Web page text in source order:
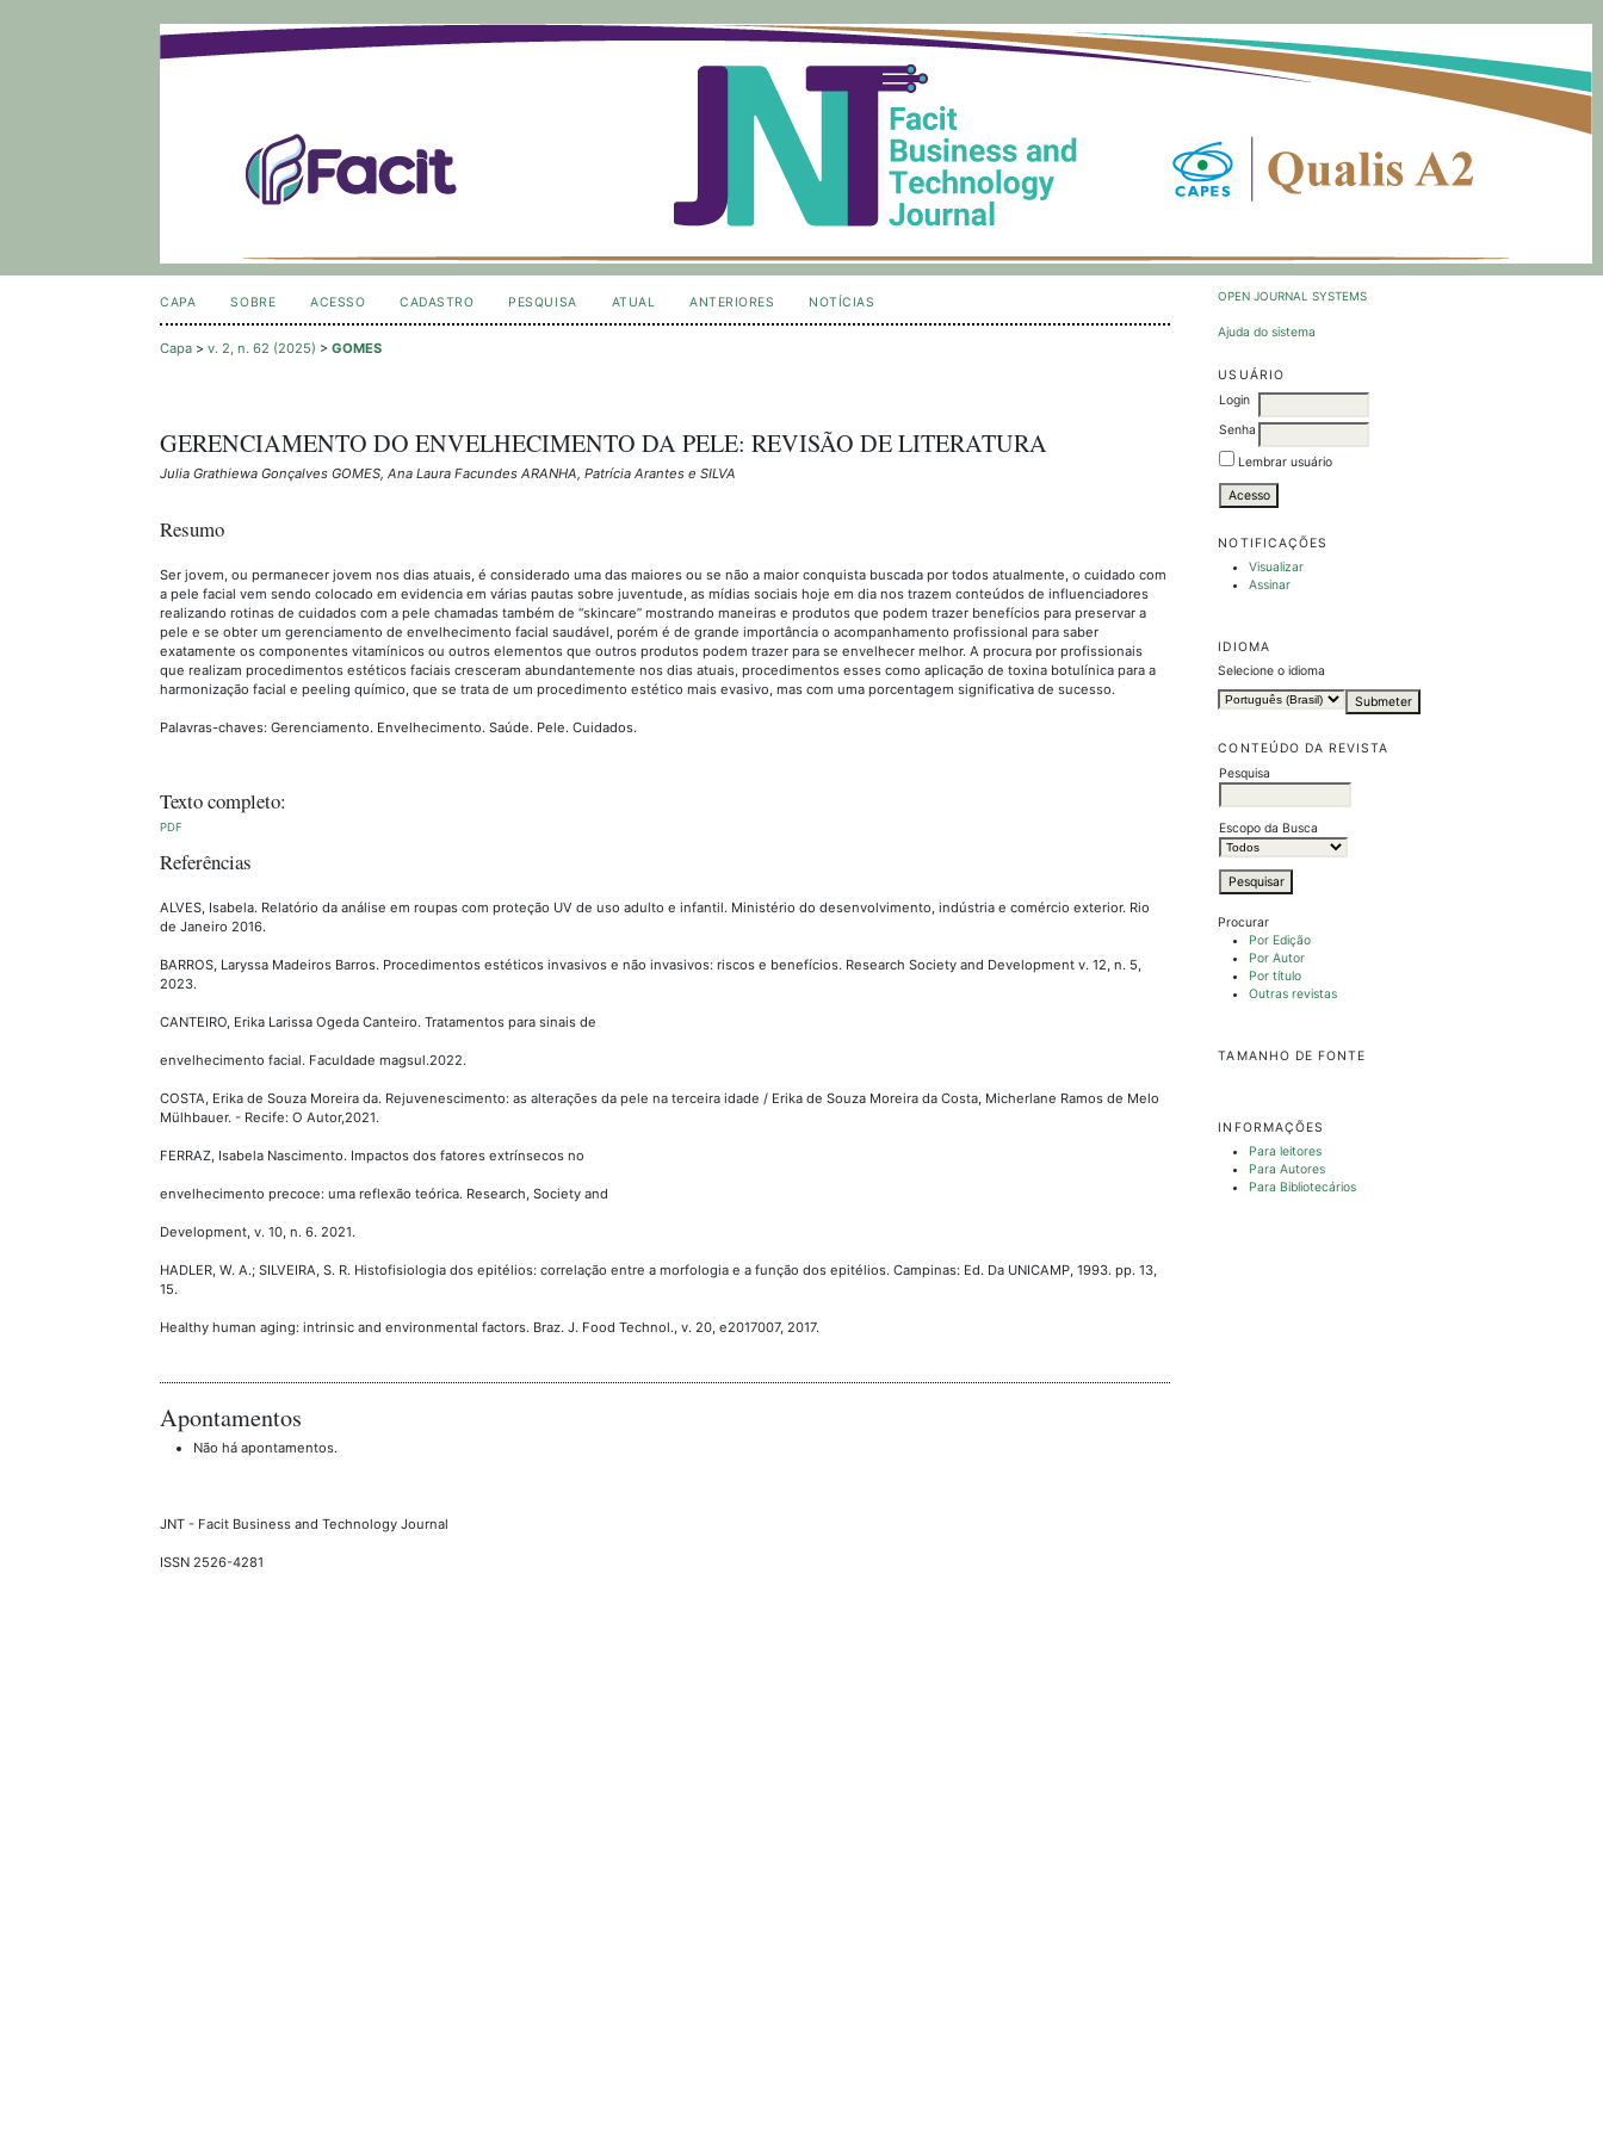
OPEN JOURNAL SYSTEMS
Ajuda do sistema
USUÁRIO
Login
Senha
Lembrar usuário
NOTIFICAÇÕES
Visualizar
Assinar
IDIOMA
Selecione o idioma
CONTEÚDO DA REVISTA
Pesquisa
Escopo da Busca
Procurar
Por Edição
Por Autor
Por título
Outras revistas
TAMANHO DE FONTE
INFORMAÇÕES
Para leitores
Para Autores
Para Bibliotecários
CAPA SOBRE ACESSO CADASTRO PESQUISA ATUAL ANTERIORES NOTÍCIAS
Capa >v. 2, n. 62 (2025) >GOMES
GERENCIAMENTO DO ENVELHECIMENTO DA PELE: REVISÃO DE LITERATURA
Julia Grathiewa Gonçalves GOMES, Ana Laura Facundes ARANHA, Patrícia Arantes e SILVA
Resumo
Ser jovem, ou permanecer jovem nos dias atuais, é considerado uma das maiores ou se não a maior conquista buscada por todos atualmente, o cuidado com
a pele facial vem sendo colocado em evidencia em várias pautas sobre juventude, as mídias sociais hoje em dia nos trazem conteúdos de influenciadores
realizando rotinas de cuidados com a pele chamadas também de “skincare” mostrando maneiras e produtos que podem trazer benefícios para preservar a
pele e se obter um gerenciamento de envelhecimento facial saudável, porém é de grande importância o acompanhamento profissional para saber
exatamente os componentes vitamínicos ou outros elementos que outros produtos podem trazer para se envelhecer melhor. A procura por profissionais
que realizam procedimentos estéticos faciais cresceram abundantemente nos dias atuais, procedimentos esses como aplicação de toxina botulínica para a
harmonização facial e peeling químico, que se trata de um procedimento estético mais evasivo, mas com uma porcentagem significativa de sucesso.
Palavras-chaves: Gerenciamento. Envelhecimento. Saúde. Pele. Cuidados.
Texto completo:
PDF
Referências
ALVES, Isabela. Relatório da análise em roupas com proteção UV de uso adulto e infantil. Ministério do desenvolvimento, indústria e comércio exterior. Rio
de Janeiro 2016.
BARROS, Laryssa Madeiros Barros. Procedimentos estéticos invasivos e não invasivos: riscos e benefícios. Research Society and Development v. 12, n. 5,
2023.
CANTEIRO, Erika Larissa Ogeda Canteiro. Tratamentos para sinais de
envelhecimento facial. Faculdade magsul.2022.
COSTA, Erika de Souza Moreira da. Rejuvenescimento: as alterações da pele na terceira idade / Erika de Souza Moreira da Costa, Micherlane Ramos de Melo
Mülhbauer. - Recife: O Autor,2021.
FERRAZ, Isabela Nascimento. Impactos dos fatores extrínsecos no
envelhecimento precoce: uma reflexão teórica. Research, Society and
Development, v. 10, n. 6. 2021.
HADLER, W. A.; SILVEIRA, S. R. Histofisiologia dos epitélios: correlação entre a morfologia e a função dos epitélios. Campinas: Ed. Da UNICAMP, 1993. pp. 13,
15.
Healthy human aging: intrinsic and environmental factors. Braz. J. Food Technol., v. 20, e2017007, 2017.
Apontamentos
Não há apontamentos.
JNT - Facit Business and Technology Journal
ISSN 2526-4281